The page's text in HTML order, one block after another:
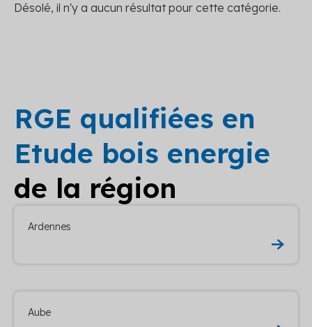
Désolé, il n'y a aucun résultat pour cette catégorie.
RGE qualifiées en
Etude bois energie
de la région
Ardennes
Aube